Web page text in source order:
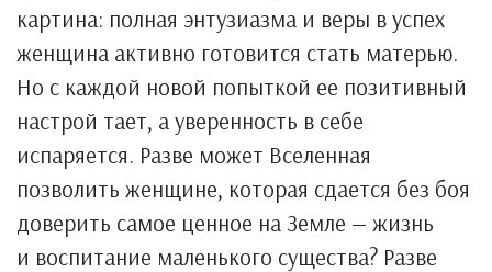
картина: полная энтузиазма и веры в успех
женщина активно готовится стать матерью.
Но с каждой новой попыткой ее позитивный
настрой тает, а уверенность в себе
испаряется. Разве может Вселенная
позволить женщине, которая сдается без боя
доверить самое ценное на Земле — жизнь
и воспитание маленького существа? Разве